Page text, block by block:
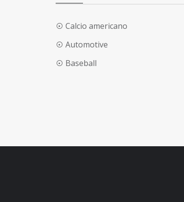
Calcio americano
Automotive
Baseball